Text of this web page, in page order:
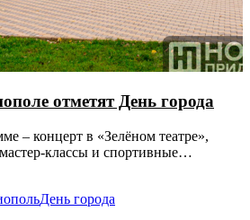
отметят День города
– концерт в «Зелёном театре»,
классы и спортивные
День города